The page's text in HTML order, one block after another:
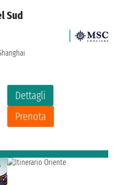
Sud
Dettagli
Prenota